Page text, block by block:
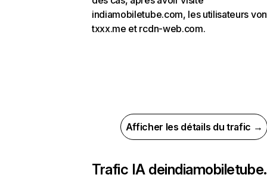
indiamobiletube.com, les utilisateurs
txxx.me et rcdn-web.com.
Afficher les détails du trafic →
Trafic IA de